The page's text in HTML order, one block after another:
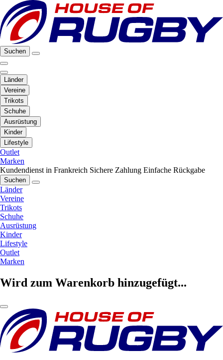
Suchen
Länder
Vereine
Trikots
Schuhe
Ausrüstung
Kinder
Lifestyle
Outlet
Marken
Kundendienst in Frankreich Sichere Zahlung Einfache Rückgabe
Suchen
Länder
Vereine
Trikots
Schuhe
Ausrüstung
Kinder
Lifestyle
Outlet
Marken
Wird zum Warenkorb hinzugefügt...